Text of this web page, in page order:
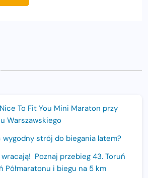
To Fit You Mini Maraton przy
Warszawskiego
wygodny strój do biegania latem?
Poznaj przebieg 43. Toruń
Półmaratonu i biegu na 5 km